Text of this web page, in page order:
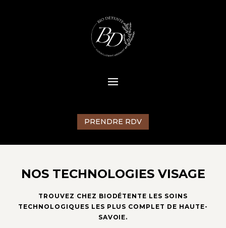
PRENDRE RDV
NOS TECHNOLOGIES VISAGE
TROUVEZ CHEZ BIODÉTENTE LES SOINS
TECHNOLOGIQUES LES PLUS COMPLET DE HAUTE-
SAVOIE.